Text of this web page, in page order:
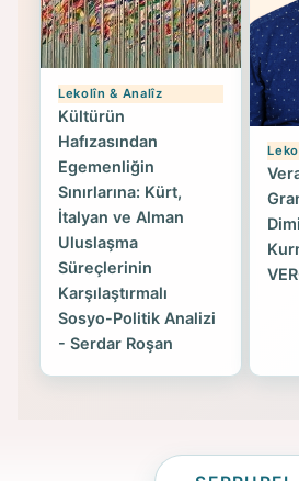
Lekolîn & Analîz
Kültürün
Hafızasından
Egemenliğin
Sınırlarına: Kürt,
İtalyan ve Alman
Uluslaşma
Süreçlerinin
Karşılaştırmalı
Sosyo-Politik Analizi
- Serdar Roşan